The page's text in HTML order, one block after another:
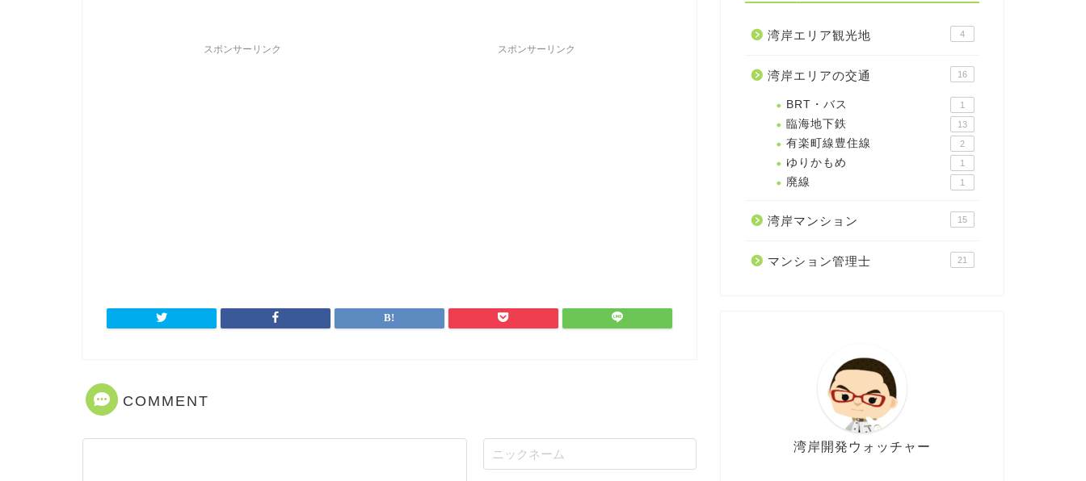
スポンサーリンク スポンサーリンク
COMMENT
湾岸エリア観光地 4
湾岸エリアの交通 16
BRT・バス 1
臨海地下鉄 13
有楽町線豊住線 2
ゆりかもめ 1
廃線 1
湾岸マンション 15
マンション管理士 21
湾岸開発ウォッチャー